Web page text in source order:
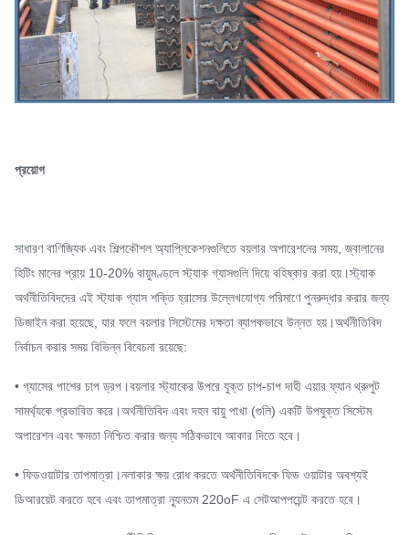
প্রয়োগ
সাধারণ বাণিজ্যিক এবং শিল্পকৌশল অ্যাপ্লিকেশনগুলিতে বয়লার অপারেশনের সময়, জ্বালানের
হিটিং মানের প্রায় 10-20% বায়ুমণ্ডলে স্ট্যাক গ্যাসগুলি দিয়ে বহিষ্কার করা হয়।স্ট্যাক
অর্থনীতিবিদদের এই স্ট্যাক গ্যাস শক্তি হ্রাসের উল্লেখযোগ্য পরিমাণে পুনরুদ্ধার করার জন্য
ডিজাইন করা হয়েছে, যার ফলে বয়লার সিস্টেমের দক্ষতা ব্যাপকভাবে উন্নত হয়।অর্থনীতিবিদ
নির্বাচন করার সময় বিভিন্ন বিবেচনা রয়েছে:
• গ্যাসের পাশের চাপ ড্রপ।বয়লার স্ট্যাকের উপরে যুক্ত চাপ-চাপ দাহী এয়ার ফ্যান থ্রুপুট
সামর্থ্যকে প্রভাবিত করে।অর্থনীতিবিদ এবং দহন বায়ু পাখা (গুলি) একটি উপযুক্ত সিস্টেম
অপারেশন এবং ক্ষমতা নিশ্চিত করার জন্য সঠিকভাবে আকার দিতে হবে।
• ফিডওয়াটার তাপমাত্রা।নলাকার ক্ষয় রোধ করতে অর্থনীতিবিদকে ফিড ওয়াটার অবশ্যই
ডিআরয়েট করতে হবে এবং তাপমাত্রা ন্যূনতম 220oF এ সেটআপপয়েন্ট করতে হবে।